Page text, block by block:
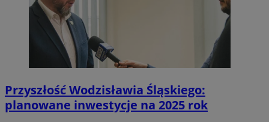
Przyszłość Wodzisławia Śląskiego:
planowane inwestycje na 2025 rok